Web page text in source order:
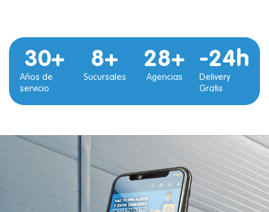
Años de
servicio
30+
Sucursales
8+
Agencias
28+
Delivery
Gratis
-24h